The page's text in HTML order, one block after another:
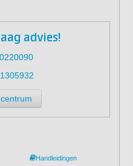
advies!
Handleidingen